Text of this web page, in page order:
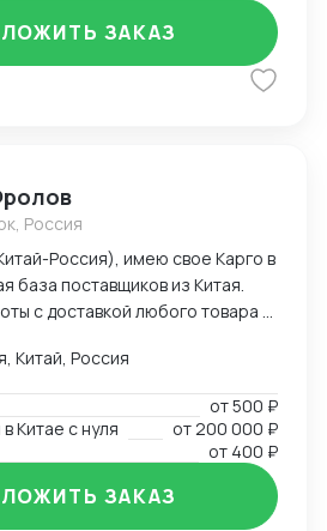
ЗАКАЗ
Россия
Россия), имею свое Карго в
база поставщиков из Китая.
с доставкой любого товара в
Поиск, выкуп, валюта, обмен,
Китай, Россия
от500 ₽
Китае с нуля
от200 000 ₽
от 400 ₽
ЗАКАЗ